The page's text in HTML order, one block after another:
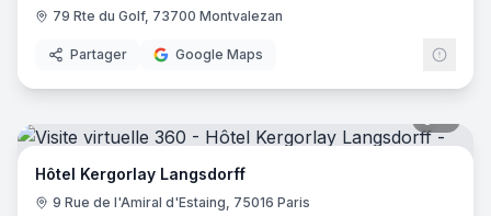
79 Rte du Golf, 73700 Montvalezan
Partager Google Maps
Hôtel Kergorlay Langsdorff
9 Rue de l'Amiral d'Estaing, 75016 Paris